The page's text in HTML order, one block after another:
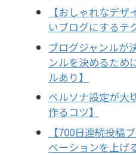
【おしゃれなデ
いブログにするテ
ブログジャンルが
ンルを決めるため
ルあり】
ペルソナ設定が大
作るコツ】
【700日連続投稿
ベーションを上げ